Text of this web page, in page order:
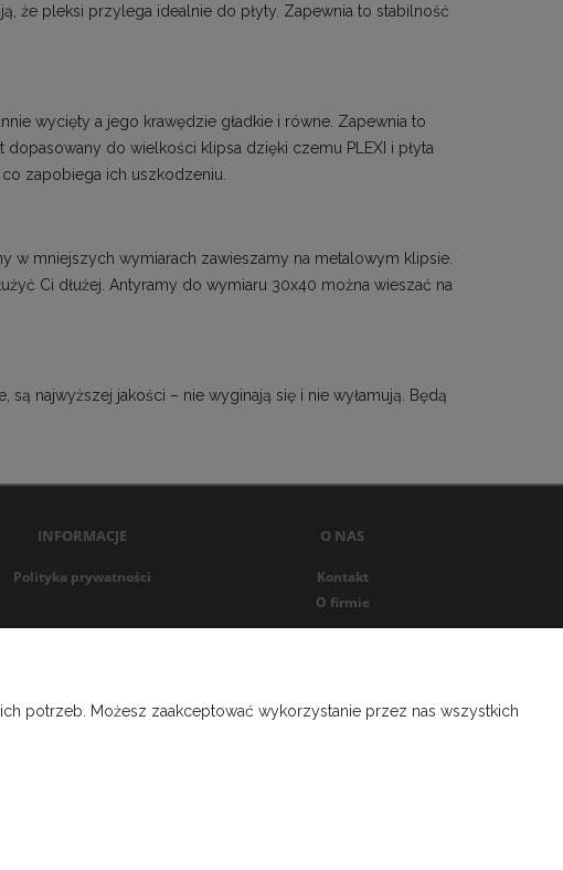
że pleksi przylega idealnie do płyty. Zapewnia to stabilność
wycięty a jego krawędzie gładkie i równe. Zapewnia to
do wielkości klipsa dzięki czemu PLEXI i płyta
zapobiega ich uszkodzeniu.
w mniejszych wymiarach zawieszamy na metalowym klipsie.
Ci dłużej. Antyramy do wymiaru 30x40 można wieszać na
najwyższej jakości – nie wyginają się i nie wyłamują. Będą
INFORMACJE
Polityka prywatności
O NAS
Kontakt
O firmie
potrzeb. Możesz zaakceptować wykorzystanie przez nas wszystkich